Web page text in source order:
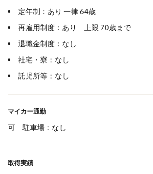
定年制：あり 一律 64歳
再雇用制度：あり 上限 70歳まで
退職金制度：なし
社宅・寮：なし
託児所等：なし
マイカー通勤
可 駐車場：なし
取得実績